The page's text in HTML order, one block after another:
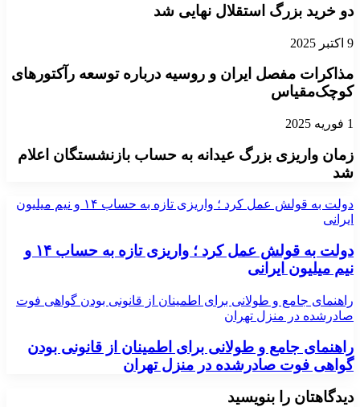
دو خرید بزرگ استقلال نهایی شد
9 اکتبر 2025
مذاکرات مفصل ایران و روسیه درباره توسعه رآکتورهای
کوچک‌مقیاس
1 فوریه 2025
زمان واریزی بزرگ عیدانه به حساب بازنشستگان اعلام
شد
دولت به قولش عمل کرد ؛ واریزی تازه به حساب ۱۴ و نیم میلیون
ایرانی
دولت به قولش عمل کرد ؛ واریزی تازه به حساب ۱۴ و
نیم میلیون ایرانی
راهنمای جامع و طولانی برای اطمینان از قانونی بودن گواهی فوت
صادرشده در منزل تهران
راهنمای جامع و طولانی برای اطمینان از قانونی بودن
گواهی فوت صادرشده در منزل تهران
دیدگاهتان را بنویسید